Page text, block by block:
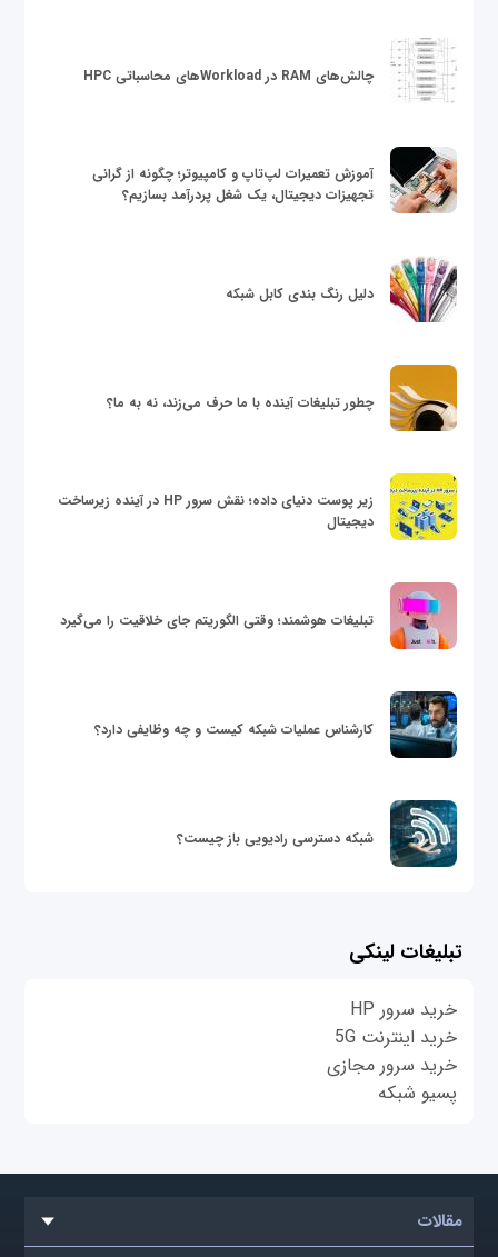
چالش‌های RAM در Workloadهای محاسباتی HPC
آموزش تعمیرات لپ‌تاپ و کامپیوتر؛ چگونه از گرانی
تجهیزات دیجیتال، یک شغل پردرآمد بسازیم؟
دلیل رنگ بندی کابل شبکه
چطور تبلیغات آینده با ما حرف می‌زند، نه به ما؟
زیر پوست دنیای داده؛ نقش سرور HP در آینده زیرساخت
دیجیتال
تبلیغات هوشمند؛ وقتی الگوریتم جای خلاقیت را می‌گیرد
کارشناس عملیات شبکه کیست و چه وظایفی دارد؟
شبکه دسترسی رادیویی باز چیست؟
تبلیغات لینکی
خرید سرور HP
خرید اینترنت 5G
خرید سرور مجازی
پسیو شبکه
مقالات